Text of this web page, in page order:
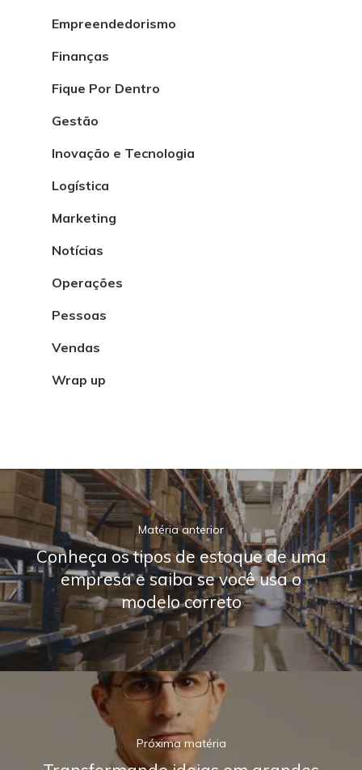
Empreendedorismo
Finanças
Fique Por Dentro
Gestão
Inovação e Tecnologia
Logística
Marketing
Notícias
Operações
Pessoas
Vendas
Wrap up
Matéria anterior
Conheça os tipos de estoque de uma
empresa e saiba se você usa o
modelo correto
Próxima matéria